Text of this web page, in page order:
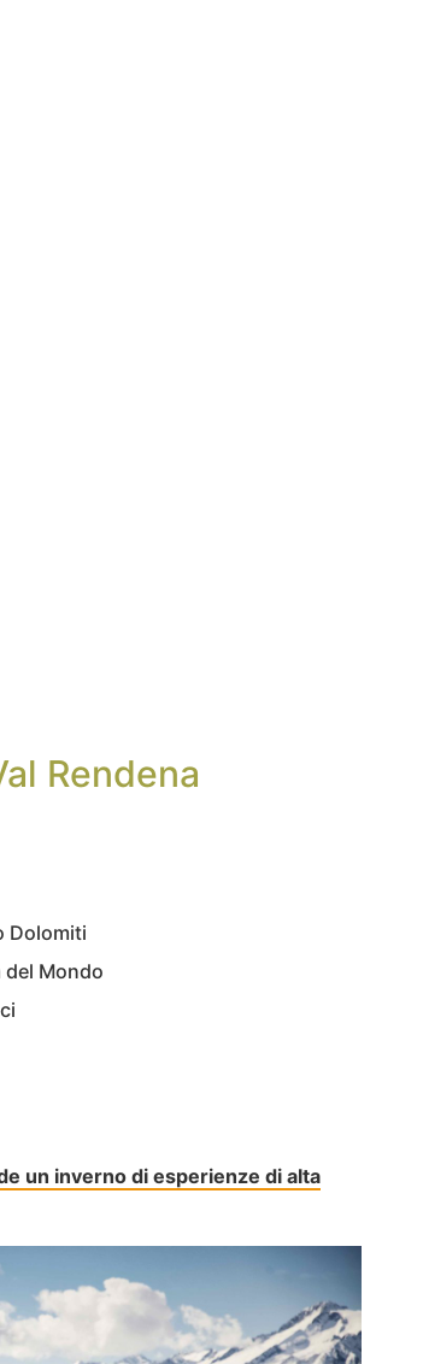
Rendena
Dolomiti
del Mondo
un inverno di esperienze di alta